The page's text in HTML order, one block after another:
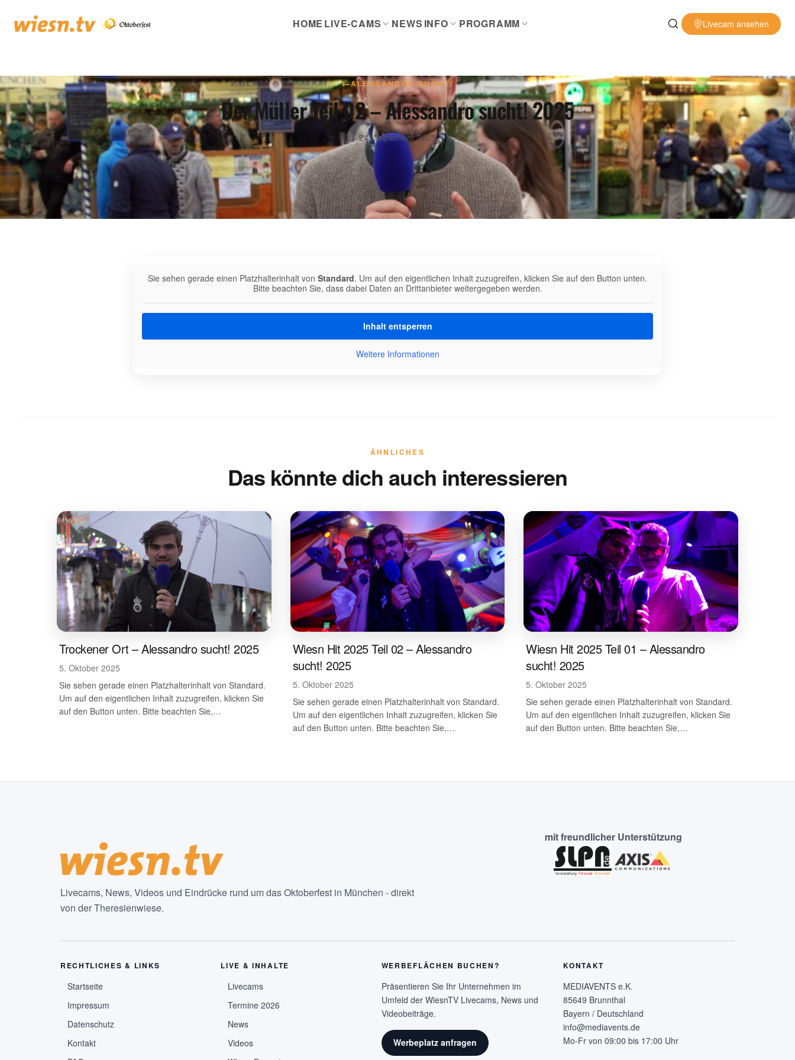
HOME LIVE-CAMS NEWS INFO PROGRAMM Livecam ansehen
←ALESSANDRO SUCHT!
Der Müller Teil 02 – Alessandro sucht! 2025
24. September 2025
Sie sehen gerade einen Platzhalterinhalt von Standard. Um auf den eigentlichen Inhalt zuzugreifen, klicken Sie auf den Button unten.
Bitte beachten Sie, dass dabei Daten an Drittanbieter weitergegeben werden.
Inhalt entsperren
Weitere Informationen
ÄHNLICHES
Das könnte dich auch interessieren
Trockener Ort – Alessandro sucht! 2025
5. Oktober 2025
Sie sehen gerade einen Platzhalterinhalt von Standard.
Um auf den eigentlichen Inhalt zuzugreifen, klicken Sie
auf den Button unten. Bitte beachten Sie,…
Wiesn Hit 2025 Teil 02 – Alessandro
sucht! 2025
5. Oktober 2025
Sie sehen gerade einen Platzhalterinhalt von Standard.
Um auf den eigentlichen Inhalt zuzugreifen, klicken Sie
auf den Button unten. Bitte beachten Sie,…
Wiesn Hit 2025 Teil 01 – Alessandro
sucht! 2025
5. Oktober 2025
Sie sehen gerade einen Platzhalterinhalt von Standard.
Um auf den eigentlichen Inhalt zuzugreifen, klicken Sie
auf den Button unten. Bitte beachten Sie,…
mit freundlicher Unterstützung
Livecams, News, Videos und Eindrücke rund um das Oktoberfest in München - direkt
von der Theresienwiese.
RECHTLICHES & LINKS
Startseite
Impressum
Datenschutz
Kontakt
LIVE & INHALTE
Livecams
Termine 2026
News
Videos
WERBEFLÄCHEN BUCHEN?
Präsentieren Sie Ihr Unternehmen im
Umfeld der WiesnTV Livecams, News und
Videobeiträge.
Werbeplatz anfragen
KONTAKT
MEDIAVENTS e.K.
85649 Brunnthal
Bayern / Deutschland
info@mediavents.de
Mo-Fr von 09:00 bis 17:00 Uhr